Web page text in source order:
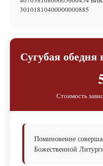
30101810400000000885
Сугубая
Стоимость
Поминовение
Божественной